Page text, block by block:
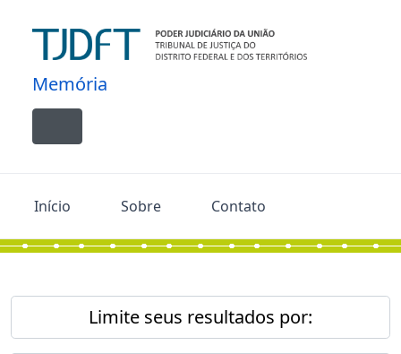
Memória
Toggle navigation
Início Sobre Contato
Limite seus resultados por: